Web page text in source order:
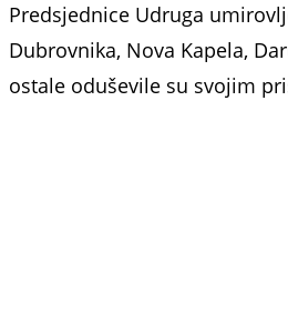
Predsjednice Udruga
Dubrovnika, Nova Kapela,
ostale oduševile su svojim